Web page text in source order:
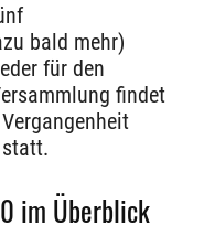
bald mehr)
für den
findet
im Überblick